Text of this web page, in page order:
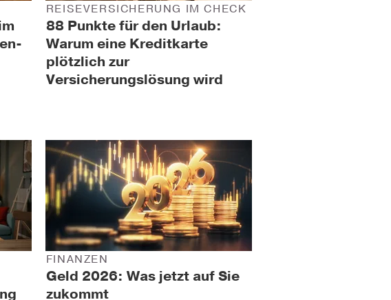
88 Punkte für den Urlaub:
Warum eine Kreditkarte
plötzlich zur
Versicherungslösung wird
REISEVERSICHERUNG IM CHECK
Geld 2026: Was jetzt auf Sie
zukommt
FINANZEN